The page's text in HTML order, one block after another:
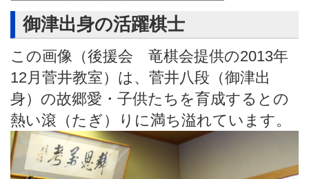
御津出身の活躍棋士
この画像（後援会 竜棋会提供の2013年
12月菅井教室）は、菅井八段（御津出
身）の故郷愛・子供たちを育成するとの
熱い滾（たぎ）りに満ち溢れています。